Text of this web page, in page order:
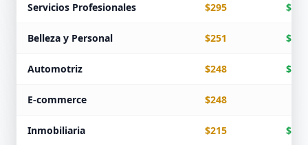
Servicios Profesionales $295 $177
Belleza y Personal $251 $100
Automotriz $248 $149
E-commerce $248
Inmobiliaria $215 $129